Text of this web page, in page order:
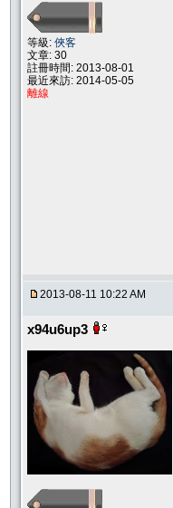
等級: 俠客
文章: 30
註冊時間: 2013-08-01
最近來訪: 2014-05-05
離線
2013-08-11 10:22 AM
x94u6up3